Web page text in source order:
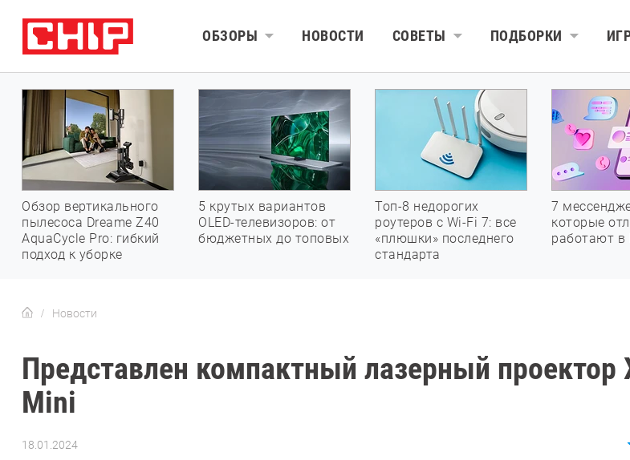
ОБЗОРЫ НОВОСТИ СОВЕТЫ ПОДБОРКИ
Обзор вертикального
пылесоса Dreame Z40
AquaCycle Pro: гибкий
подход к уборке
5 крутых вариантов
OLED-телевизоров: от
бюджетных до топовых
Топ-8 недорогих
роутеров с Wi-Fi 7: все
«плюшки» последнего
стандарта
7
которые
работают в
Новости
Представлен компактный лазерный проектор
Mini
18.01.2024